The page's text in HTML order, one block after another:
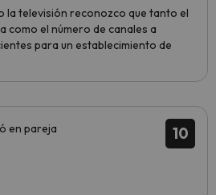
la televisión reconozco que tanto el
como el número de canales a
para un establecimiento de
10
en pareja